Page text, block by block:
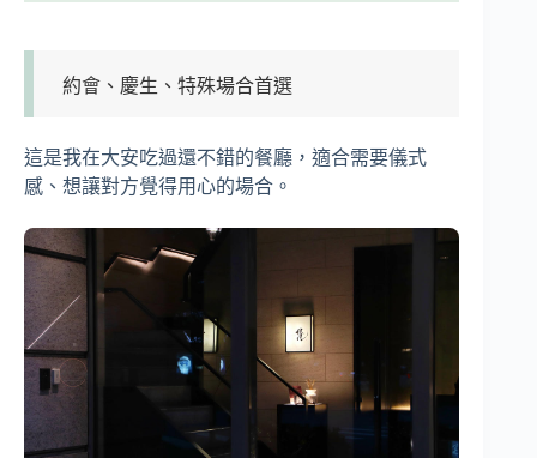
約會、慶生、特殊場合首選
這是我在大安吃過還不錯的餐廳，適合需要儀式
感、想讓對方覺得用心的場合。